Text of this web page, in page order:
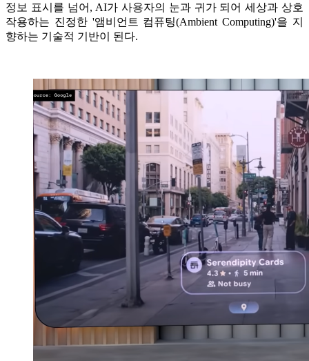
정보 표시를 넘어, AI가 사용자의 눈과 귀가 되어 세상과 상호
작용하는 진정한 '앰비언트 컴퓨팅(Ambient Computing)'을 지
향하는 기술적 기반이 된다.